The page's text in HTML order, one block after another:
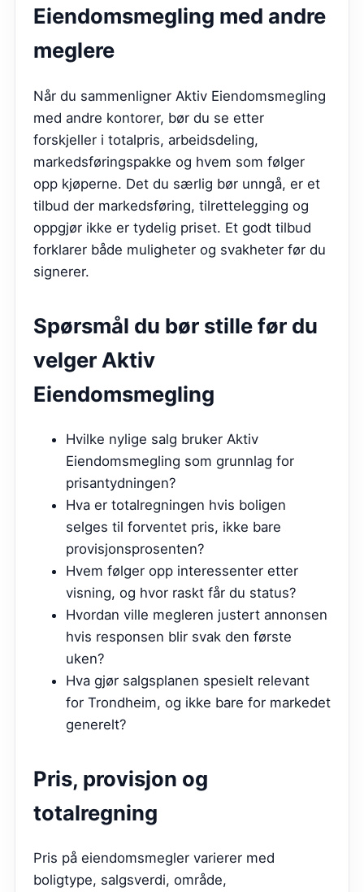
Eiendomsmegling med andre
meglere
Når du sammenligner Aktiv Eiendomsmegling
med andre kontorer, bør du se etter
forskjeller i totalpris, arbeidsdeling,
markedsføringspakke og hvem som følger
opp kjøperne. Det du særlig bør unngå, er et
tilbud der markedsføring, tilrettelegging og
oppgjør ikke er tydelig priset. Et godt tilbud
forklarer både muligheter og svakheter før du
signerer.
Spørsmål du bør stille før du
velger Aktiv
Eiendomsmegling
Hvilke nylige salg bruker Aktiv
Eiendomsmegling som grunnlag for
prisantydningen?
Hva er totalregningen hvis boligen
selges til forventet pris, ikke bare
provisjonsprosenten?
Hvem følger opp interessenter etter
visning, og hvor raskt får du status?
Hvordan ville megleren justert annonsen
hvis responsen blir svak den første
uken?
Hva gjør salgsplanen spesielt relevant
for Trondheim, og ikke bare for markedet
generelt?
Pris, provisjon og
totalregning
Pris på eiendomsmegler varierer med
boligtype, salgsverdi, område,